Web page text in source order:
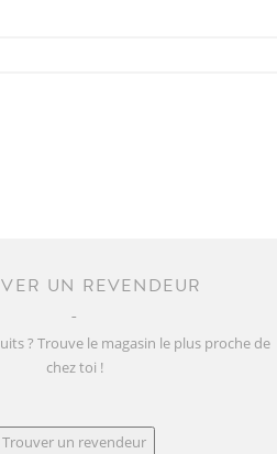
UN REVENDEUR
? Trouve le magasin le plus proche de
chez toi !
Trouver un revendeur